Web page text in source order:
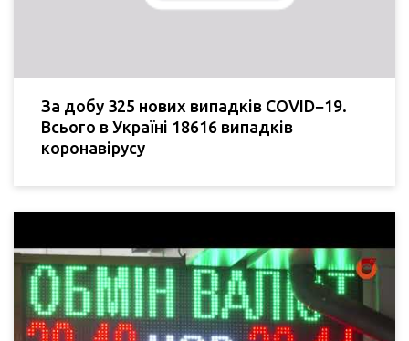
За добу 325 нових випадків COVID−19.
Всього в Україні 18616 випадків
коронавірусу